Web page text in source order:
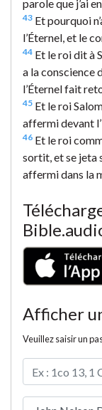
parole que j’ai
43 Et pourquoi
l’Éternel, et le
44 Et le roi dit à
a la conscience
l’Éternel fait
45 Et le roi
affermi devant
46 Et le roi
sortit, et se jeta
affermi dans la
Afficher
Veuillez saisir un